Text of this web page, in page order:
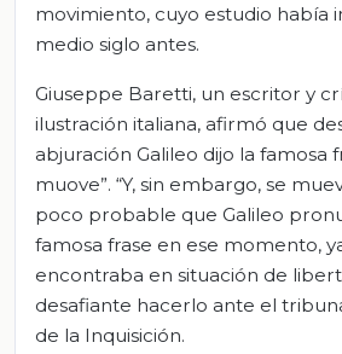
movimiento, cuyo estudio había
medio siglo antes.
Giuseppe Baretti, un escritor y
ilustración italiana, afirmó que
abjuración Galileo dijo la famosa
muove”. “Y, sin embargo, se
poco probable que Galileo
famosa frase en ese momento,
encontraba en situación de
desafiante hacerlo ante el
de la Inquisición.